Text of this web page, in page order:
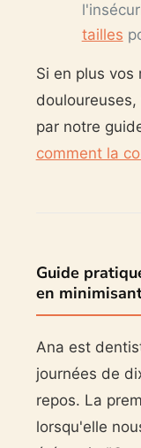
tailles
Si en plus
par notre
comment la
Guide
en
Ana est
journées de
repos. La
lorsqu'elle